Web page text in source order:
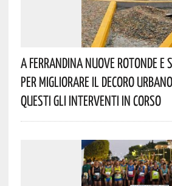
A Ferrandina Nuove Rotonde
Per Migliorare Il Decoro
Questi Gli Interventi In Corso